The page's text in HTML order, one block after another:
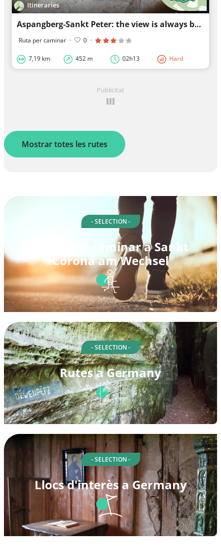
Itineraries
Aspangberg-Sankt Peter: the view is always better by hiking
Ruta per caminar · 0 ·
7,19 km 452 m 02h13 Hard
Publicitat
Mostrar totes les rutes
- SELECTION -
Rutes per caminar a Sankt
Corona am Wechsel
- SELECTION -
Rutes a Germany
- SELECTION -
Llocs d'interès a Germany